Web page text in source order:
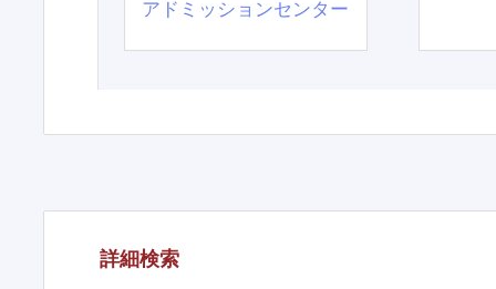
アドミッションセンター
詳細検索